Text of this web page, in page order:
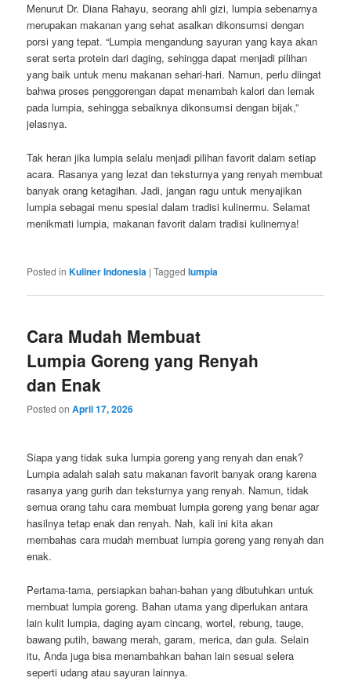
Menurut Dr. Diana Rahayu, seorang ahli gizi, lumpia sebenarnya
merupakan makanan yang sehat asalkan dikonsumsi dengan
porsi yang tepat. “Lumpia mengandung sayuran yang kaya akan
serat serta protein dari daging, sehingga dapat menjadi pilihan
yang baik untuk menu makanan sehari-hari. Namun, perlu diingat
bahwa proses penggorengan dapat menambah kalori dan lemak
pada lumpia, sehingga sebaiknya dikonsumsi dengan bijak,”
jelasnya.
Tak heran jika lumpia selalu menjadi pilihan favorit dalam setiap
acara. Rasanya yang lezat dan teksturnya yang renyah membuat
banyak orang ketagihan. Jadi, jangan ragu untuk menyajikan
lumpia sebagai menu spesial dalam tradisi kulinermu. Selamat
menikmati lumpia, makanan favorit dalam tradisi kulinernya!
Posted in Kuliner Indonesia |Tagged lumpia
Cara Mudah Membuat
Lumpia Goreng yang Renyah
dan Enak
Posted onApril 17, 2026
Siapa yang tidak suka lumpia goreng yang renyah dan enak?
Lumpia adalah salah satu makanan favorit banyak orang karena
rasanya yang gurih dan teksturnya yang renyah. Namun, tidak
semua orang tahu cara membuat lumpia goreng yang benar agar
hasilnya tetap enak dan renyah. Nah, kali ini kita akan
membahas cara mudah membuat lumpia goreng yang renyah dan
enak.
Pertama-tama, persiapkan bahan-bahan yang dibutuhkan untuk
membuat lumpia goreng. Bahan utama yang diperlukan antara
lain kulit lumpia, daging ayam cincang, wortel, rebung, tauge,
bawang putih, bawang merah, garam, merica, dan gula. Selain
itu, Anda juga bisa menambahkan bahan lain sesuai selera
seperti udang atau sayuran lainnya.